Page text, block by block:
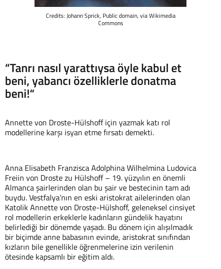
“Tanrı nasıl yarattıysa öyle kabul et
beni, yabancı özelliklerle donatma
beni!“
Annette von Droste-Hülshoff için yazmak katı rol
modellerine karşı isyan etme fırsatı demekti.
Anna Elisabeth Franzisca Adolphina Wilhelmina Ludovica
Freiin von Droste zu Hülshoff – 19. yüzyılın en önemli
Almanca şairlerinden olan bu şair ve bestecinin tam adı
buydu. Vestfalya’nın en eski aristokrat ailelerinden olan
Katolik Annette von Droste-Hülshoff, geleneksel cinsiyet
rol modellerin erkeklerle kadınların gündelik hayatını
belirlediği bir dönemde yaşadı. Bu dönem için alışılmadık
bir biçimde anne babasının evinde, aristokrat sınıfından
kızların bile genellikle öğrenmelerine izin verilenin
ötesinde kapsamlı bir eğitim aldı.
Credits: Johann Sprick, Public domain, via Wikimedia
Commons